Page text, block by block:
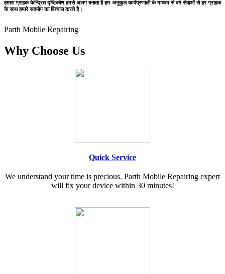
हमारा ग्राहक केन्द्रित दृष्टिकोण हमसे अलग बनाता है हम अनुकूल कार्यप्रणाली के माध्यम से वर्ग सेवाओं से हर ग्राहक
के साथ हमारे सहयोग का विश्वास करते है।
Parth Mobile Repairing
Why Choose Us
Quick Service
We understand your time is precious. Parth Mobile Repairing expert
will fix your device within 30 minutes!